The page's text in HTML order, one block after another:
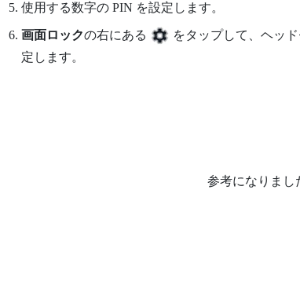
使用する数字の PIN を設定します。
画面ロックの右にある
をタップして、ヘッ
定します。
参考になりまし